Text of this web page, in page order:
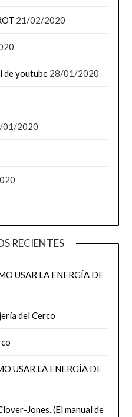
21/02/2020
de youtube 28/01/2020
01/2020
RECIENTES
USAR LA ENERGÍA DE
del Cerco
USAR LA ENERGÍA DE
Jones. (El manual de